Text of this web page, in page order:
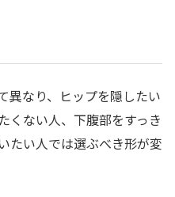
異なり、ヒップを隠したい
くない人、下腹部をすっき
たい人では選ぶべき形が変